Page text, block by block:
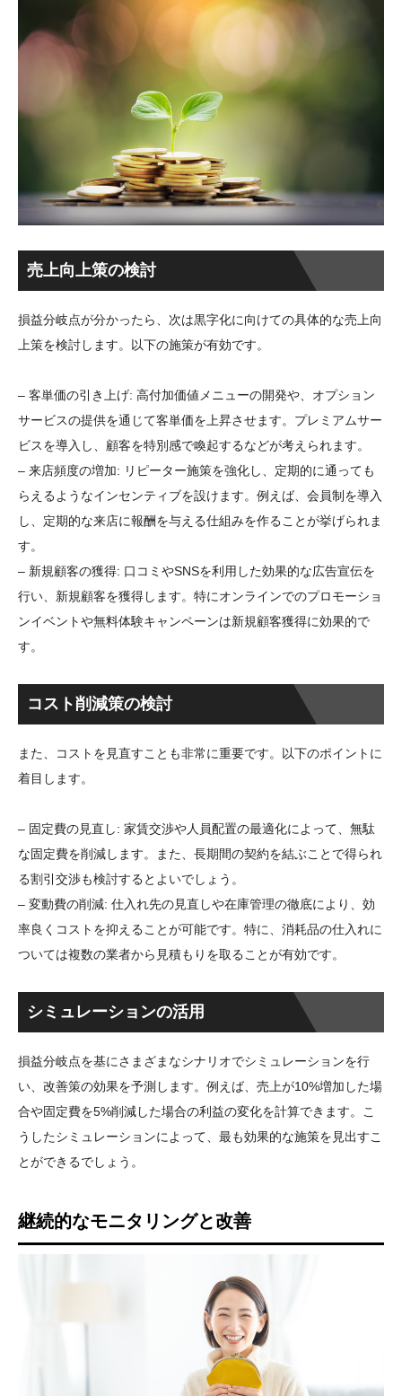
売上向上策の検討
損益分岐点が分かったら、次は黒字化に向けての具体的な売上向
上策を検討します。以下の施策が有効です。
– 客単価の引き上げ: 高付加価値メニューの開発や、オプション
サービスの提供を通じて客単価を上昇させます。プレミアムサー
ビスを導入し、顧客を特別感で喚起するなどが考えられます。
– 来店頻度の増加: リピーター施策を強化し、定期的に通っても
らえるようなインセンティブを設けます。例えば、会員制を導入
し、定期的な来店に報酬を与える仕組みを作ることが挙げられま
す。
– 新規顧客の獲得: 口コミやSNSを利用した効果的な広告宣伝を
行い、新規顧客を獲得します。特にオンラインでのプロモーショ
ンイベントや無料体験キャンペーンは新規顧客獲得に効果的で
す。
コスト削減策の検討
また、コストを見直すことも非常に重要です。以下のポイントに
着目します。
– 固定費の見直し: 家賃交渉や人員配置の最適化によって、無駄
な固定費を削減します。また、長期間の契約を結ぶことで得られ
る割引交渉も検討するとよいでしょう。
– 変動費の削減: 仕入れ先の見直しや在庫管理の徹底により、効
率良くコストを抑えることが可能です。特に、消耗品の仕入れに
ついては複数の業者から見積もりを取ることが有効です。
シミュレーションの活用
損益分岐点を基にさまざまなシナリオでシミュレーションを行
い、改善策の効果を予測します。例えば、売上が10%増加した場
合や固定費を5%削減した場合の利益の変化を計算できます。こ
うしたシミュレーションによって、最も効果的な施策を見出すこ
とができるでしょう。
継続的なモニタリングと改善